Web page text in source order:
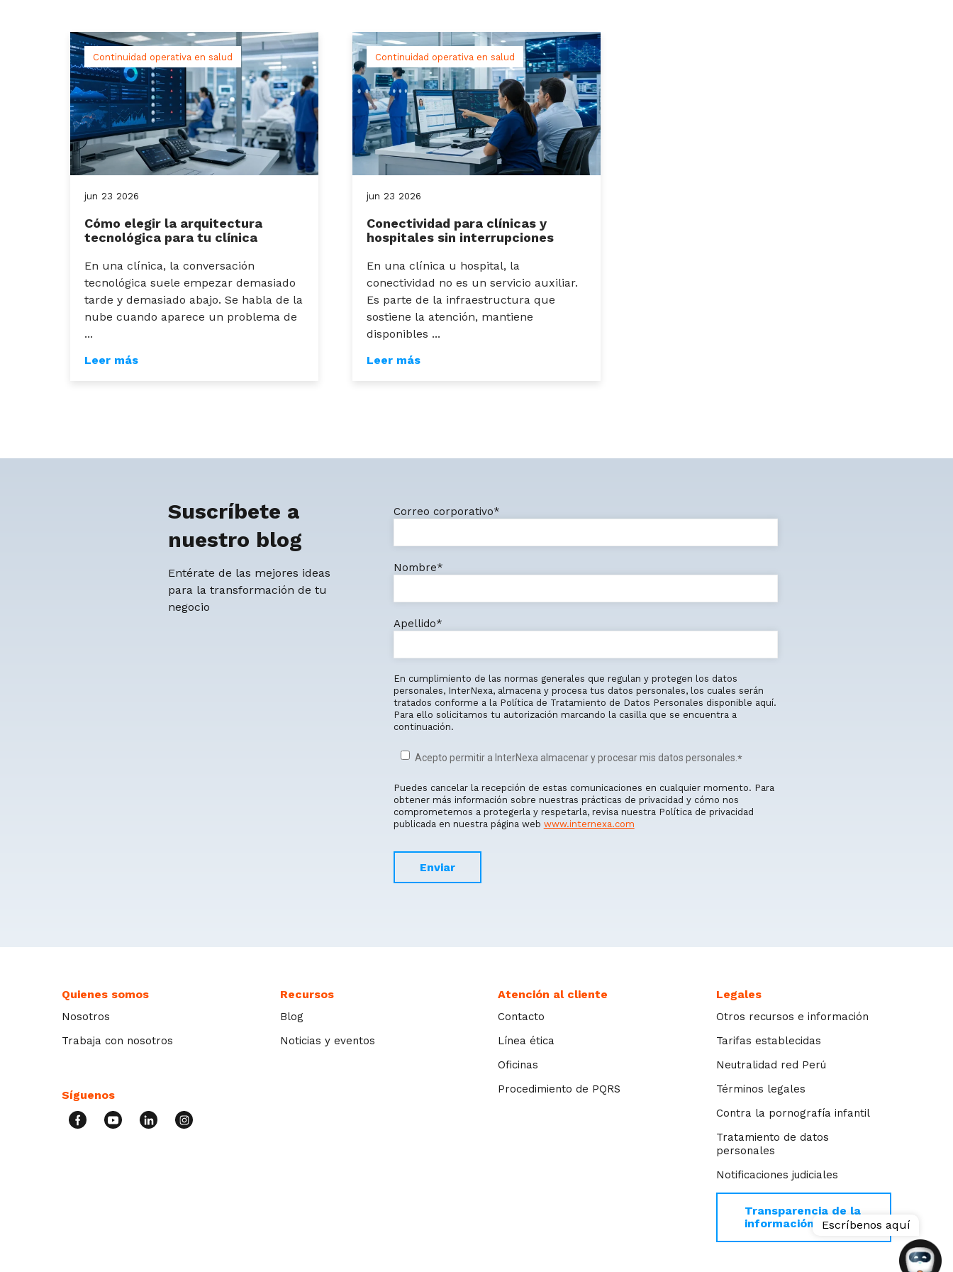
jun 23 2026
Continuidad operativa en salud
Cómo elegir la arquitectura
tecnológica para tu clínica
En una clínica, la conversación
tecnológica suele empezar demasiado
tarde y demasiado abajo. Se habla de la
nube cuando aparece un problema de
...
Leer más
jun 23 2026
Continuidad operativa en salud
Conectividad para clínicas y
hospitales sin interrupciones
En una clínica u hospital, la
conectividad no es un servicio auxiliar.
Es parte de la infraestructura que
sostiene la atención, mantiene
disponibles ...
Leer más
Suscríbete a
nuestro blog
Entérate de las mejores ideas
para la transformación de tu
negocio
Correo corporativo*
Nombre*
Apellido*
En cumplimiento de las normas generales que regulan y protegen los datos
personales, InterNexa, almacena y procesa tus datos personales, los cuales serán
tratados conforme a la Política de Tratamiento de Datos Personales disponible aquí.
Para ello solicitamos tu autorización marcando la casilla que se encuentra a
continuación.
Acepto permitir a InterNexa almacenar y procesar mis datos personales.*
Puedes cancelar la recepción de estas comunicaciones en cualquier momento. Para
obtener más información sobre nuestras prácticas de privacidad y cómo nos
comprometemos a protegerla y respetarla, revisa nuestra Política de privacidad
publicada en nuestra página web www.internexa.com
Quienes somos
Nosotros
Trabaja con nosotros
Síguenos
Recursos
Blog
Noticias y eventos
Atención al cliente
Contacto
Línea ética
Oficinas
Procedimiento de PQRS
Legales
Otros recursos e información
Tarifas establecidas
Neutralidad red Perú
Términos legales
Contra la pornografía infantil
Tratamiento de datos
personales
Notificaciones judiciales
Transparencia de la
información >>Escríbenos aquí